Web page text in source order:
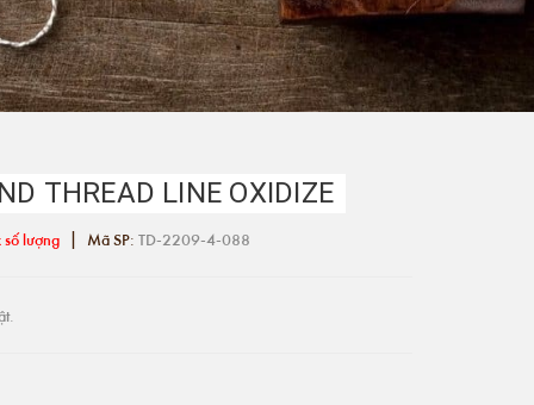
THREAD LINE OXIDIZE
số lượng | Mã SP:TD-2209-4-088